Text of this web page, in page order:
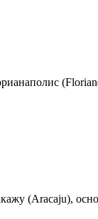
(Aracaju),